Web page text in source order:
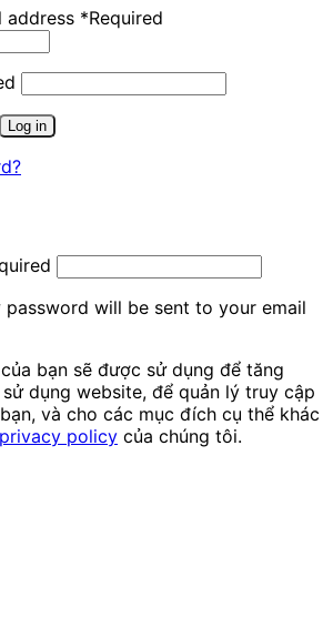
address *Required
Log in
will be sent to your email
bạn sẽ được sử dụng để tăng
dụng website, để quản lý truy cập
và cho các mục đích cụ thể khác
privacy policy của chúng tôi.